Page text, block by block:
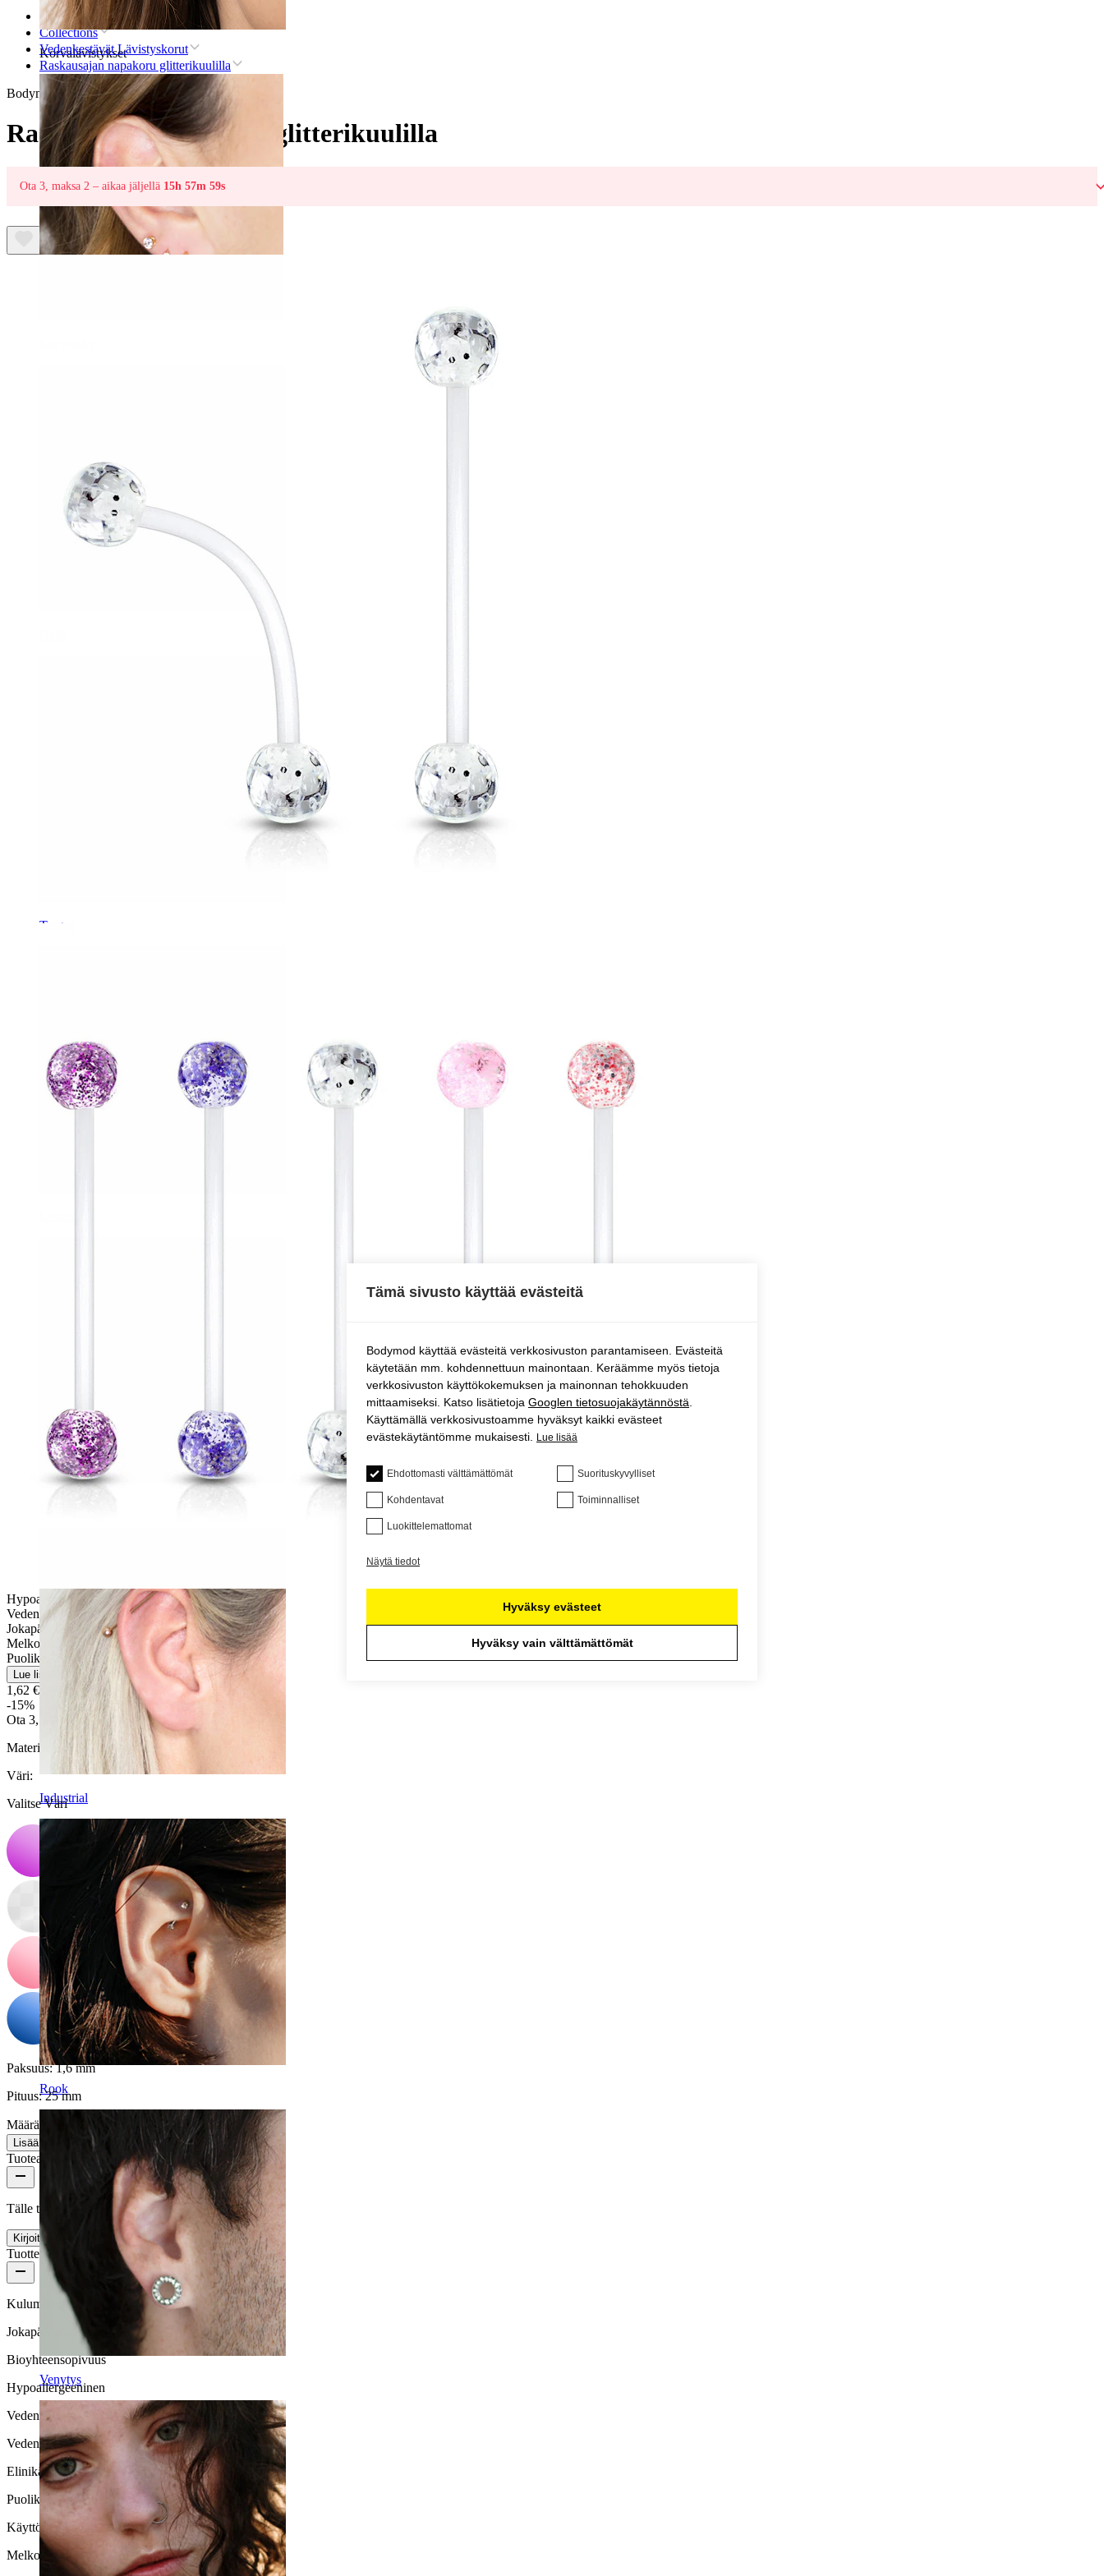
Korvalävistykset
Tragus
Industrial
Rook
Venytys
Etusivu
Collections
Vedenkestävät Lävistyskorut
Raskausajan napakoru glitterikuulilla
Bodymod Moments
Raskausajan napakoru glitterikuulilla
Ota 3, maksa 2 – aikaa jäljellä 15h 57m 59s
Hypoallergeeninen
Vedenkestävä
Jokapäiväiseen käyttöön
Melko helppo
Puolikestävä
Lue lisää
1,62 € 1,90 €
-15%
Ota 3, Maksa 2
Materiaali:
PTFE / Akryyli
Väri:
Valitse Väri
Paksuus:1,6 mm
Pituus:25 mm
Määrä: 1
Lisää ostoskoriin
Tuotearvostelut
Tälle tuotteelle ei ole vielä arvosteluja
Kirjoita arvostelu
Tuotteen laatu
Kulumisnopeus
Jokapäiväiseen käyttöön
Bioyhteensopivuus
Hypoallergeeninen
Vedenkestävyys
Vedenkestävä
Elinikä
Puolikestävä
Käyttömukavuus
Melko helppo
Tämä sivusto käyttää evästeitä
Bodymod käyttää evästeitä verkkosivuston parantamiseen. Evästeitä
käytetään mm. kohdennettuun mainontaan. Keräämme myös tietoja
verkkosivuston käyttökokemuksen ja mainonnan tehokkuuden
mittaamiseksi. Katso lisätietoja Googlen tietosuojakäytännöstä
Käyttämällä verkkosivustoamme hyväksyt kaikki evästeet
evästekäytäntömme mukaisesti.
Lue lisää
Ehdottomasti välttämättömät Suorituskyvylliset
Kohdentavat Toiminnalliset
Luokittelemattomat
Näytä tiedot
Hyväksy evästeet
Hyväksy vain välttämättömät